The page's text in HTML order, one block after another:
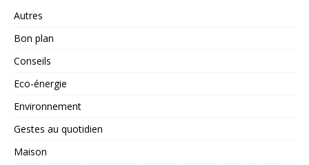
Autres
Bon plan
Conseils
Eco-énergie
Environnement
Gestes au quotidien
Maison